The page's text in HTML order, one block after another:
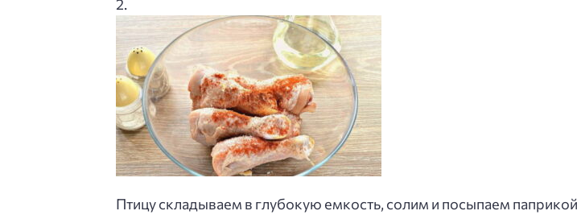
Птицу складываем в глубокую емкость, солим и посыпаем